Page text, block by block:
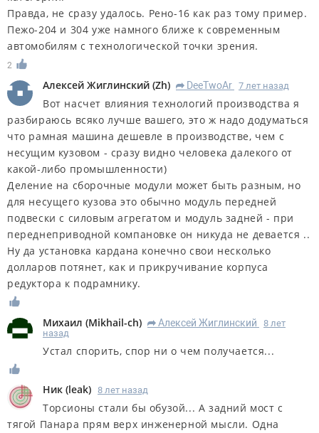
Правда, не сразу удалось. Рено-16 как раз тому пример.
Пежо-204 и 304 уже намного ближе к современным
автомобилям с технологической точки зрения.
2
Алексей Жиглинский (Zh) R DeeTwoAr 7 лет назад
Вот насчет влияния технологий производства я
разбираюсь всяко лучше вашего, это ж надо додуматься
что рамная машина дешевле в производстве, чем с
несущим кузовом - сразу видно человека далекого от
какой-либо промышленности)
Деление на сборочные модули может быть разным, но
для несущего кузова это обычно модуль передней
подвески с силовым агрегатом и модуль задней - при
переднеприводной компановке он никуда не девается ..
Ну да установка кардана конечно свои несколько
долларов потянет, как и прикручивание корпуса
редуктора к подрамнику.
Михаил (Mikhail-ch) R Алексей Жиглинский
8 лет
назад
Устал спорить, спор ни о чем получается...
Ник (leak) 8 лет назад
Торсионы стали бы обузой... А задний мост с
тягой Панара прям верх инженерной мысли. Одна